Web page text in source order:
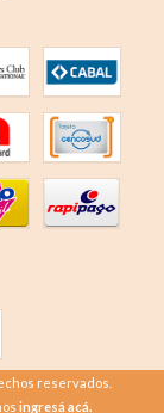
reservados.
ingresá acá.